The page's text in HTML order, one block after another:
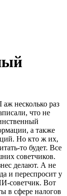
несколько раз
что не
а также
Но кто ж их,
то будет. Все
советчиков.
делают. А не
и переспросит у
советчик. Вот
в сфере налогов